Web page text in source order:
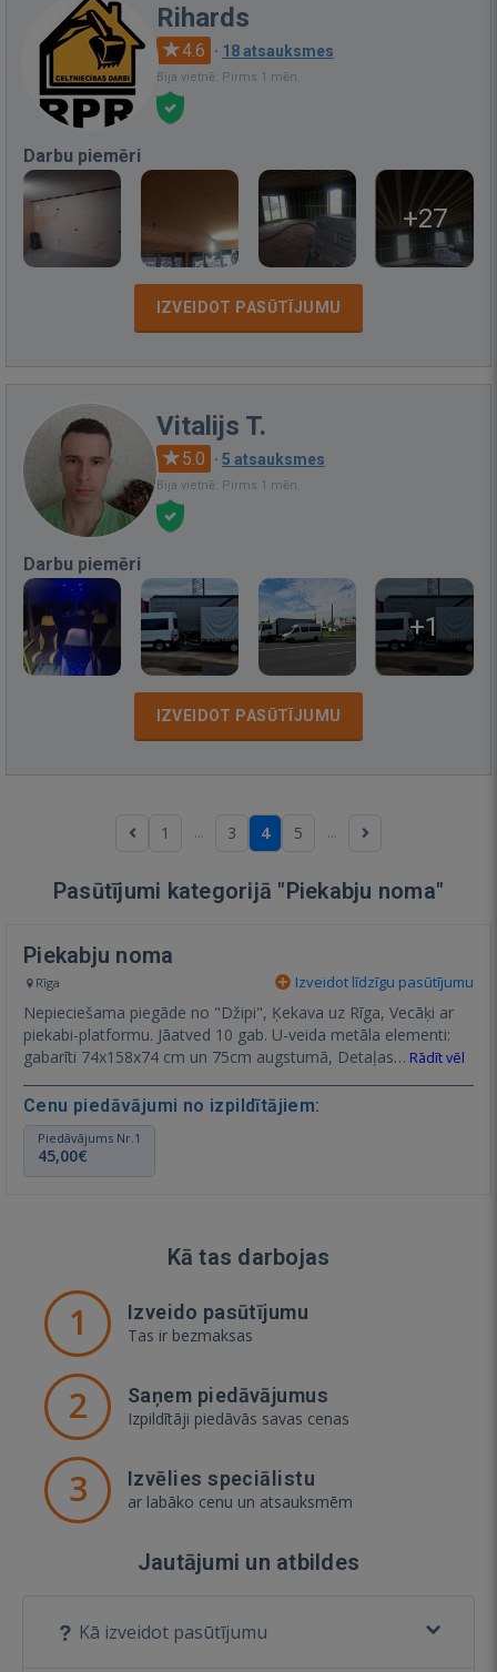
Rihards
4.6 · 18 atsauksmes
Bija vietnē: Pirms 1 mēn.
Darbu piemēri
+27
IZVEIDOT PASŪTĪJUMU
Vitalijs T.
5.0 · 5 atsauksmes
Bija vietnē: Pirms 1 mēn.
Darbu piemēri
+1
IZVEIDOT PASŪTĪJUMU
1 ... 3 4 5 ...
Pasūtījumi kategorijā "Piekabju noma"
Piekabju noma
Rīga Izveidot līdzīgu pasūtījumu
Nepieciešama piegāde no "Džipi", Ķekava uz Rīga, Vecāķi ar
piekabi-platformu. Jāatved 10 gab. U-veida metāla elementi:
gabarīti 74x158x74 cm un 75cm augstumā, Detaļas… Rādīt vēl
Cenu piedāvājumi no izpildītājiem:
Piedāvājums Nr.1
45,00€
Kā tas darbojas
1 Izveido pasūtījumu
Tas ir bezmaksas
2 Saņem piedāvājumus
Izpildītāji piedāvās savas cenas
3 Izvēlies speciālistu
ar labāko cenu un atsauksmēm
Jautājumi un atbildes
Kā izveidot pasūtījumu